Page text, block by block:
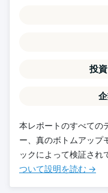
投
本レポートのすべての
ー、真のボトムアップ
ックによって検証され
ついて設明を読む →